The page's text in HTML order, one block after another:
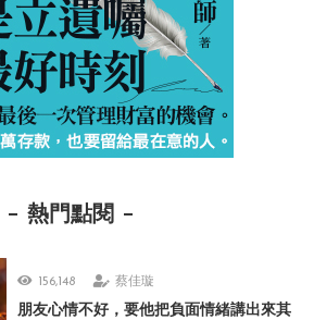
熱門點閱
156,148 蔡佳璇
朋友心情不好，要他把負面情緒講出來其